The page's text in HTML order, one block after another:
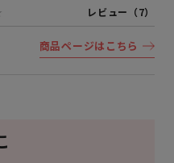
レビュー（7）
商品ページはこちら